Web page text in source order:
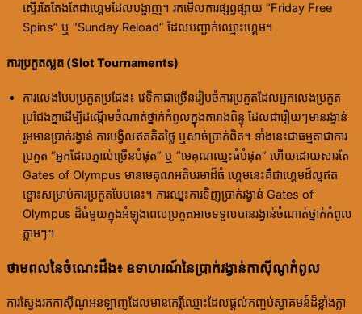
ស្ទើរតែតែងតែជាហ្គេមដែលបង្ហាញ។ រកមើលការផ្សព្វផ្សាយ “Friday Free
Spins” ឬ “Sunday Reload” ដែលបញ្ជាក់ឈ្មោះហ្គេម។
ការប្រកួតស្លត (Slot Tournaments)
ការលេងបែបប្រកួតប្រជែង៖ វេទិកាជាច្រើនរៀបចំការប្រកួតដែលអ្នកលេងប្រកួត
ប្រជែងគ្នាដើម្បីដណ្តើមចំណាត់ថ្នាក់កំពូលក្នុងតារាងពិន្ទុ ដែលជារឿយៗមានរង្វាន់
រួមមានប្រាក់រង្វាន់ ការបង្វិលឥតគិតថ្លៃ ឬសាច់ប្រាក់ពិត។ ទាំងនេះជាធម្មតាជាការ
ប្រកួត “អ្នកដែលភ្នាល់ច្រើនបំផុត” ឬ “មេគុណឈ្នះធំបំផុត” ហើយដោយសារតែ
Gates of Olympus មានមេគុណអតិបរមាដ៏ធំ ហ្គេមនេះគឺជាហ្គេមដ៏ល្អឥត
ខ្ចោះសម្រាប់ការប្រកួតបែបនេះ។ ការឈ្នះការទិញប្រាក់រង្វាន់ Gates of
Olympus ដ៏ធំមួយក្នុងអំឡុងពេលប្រកួតអាចទទួលបានរង្វាន់ចំណាត់ថ្នាក់កំពូល
ភ្លាមៗ។
ថាមពលនៃចំណេះដឹង៖ ឧទាហរណ៍នៃប្រាក់រង្វាន់កាស៊ីណូកំពូល
ការស្វែងរកកាស៊ីណូអនឡាញដែលមានកេរ្តិ៍ឈ្មោះដែលផ្តល់កញ្ចប់ស្វាគមន៍ដ៏ខ្លាំងក្លា